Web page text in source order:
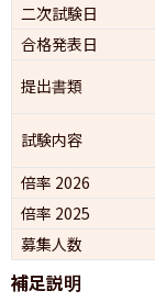
二次試験日
合格発表日
提出書類
試験内容
倍率 2026
倍率 2025
募集人数
補足説明